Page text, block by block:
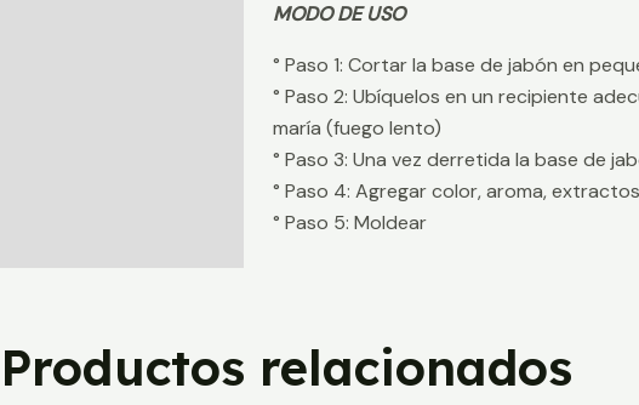
MODO DE USO
° Paso 1: Cortar la base de jabón en
° Paso 2: Ubíquelos en un recipiente
maría (fuego lento)
° Paso 3: Una vez derretida la base de
° Paso 4: Agregar color, aroma,
° Paso 5: Moldear
Productos relacionados